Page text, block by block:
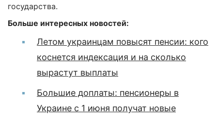
государства.
Больше интересных новостей:
Летом украинцам повысят пенсии: кого
коснется индексация и на сколько
вырастут выплаты
Большие доплаты: пенсионеры в
Украине с 1 июня получат новые